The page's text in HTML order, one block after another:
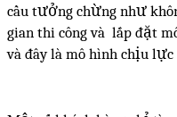
cầu tưởng chừng như
gian thi công và lắp đặt
và đây là mô hình chịu